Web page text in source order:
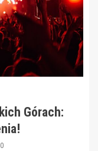
Górach: